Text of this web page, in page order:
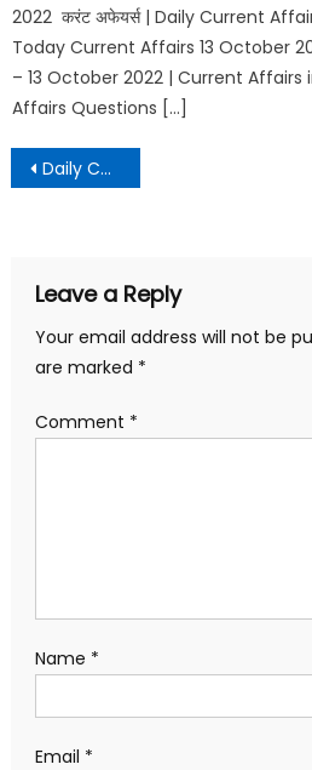
2022 करंट अफेयर्स | Daily Current
Today Current Affairs 13 October
– 13 October 2022 | Current Affairs
Affairs Questions […]
Daily Current Affairs – 01 September 2021
Leave a Reply
Your email address will not be
are marked *
Comment *
Name *
Email *